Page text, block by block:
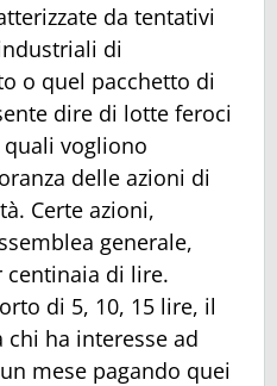
da tentativi
di
o quel pacchetto di
dire di lotte feroci
vogliono
delle azioni di
Certe azioni,
generale,
centinaia di lire.
di 5, 10, 15 lire, il
chi ha interesse ad
mese pagando quei